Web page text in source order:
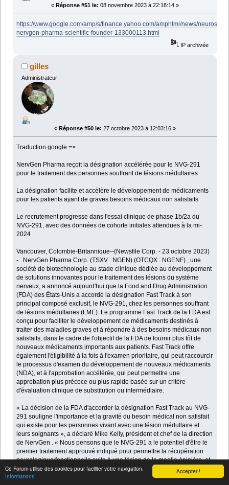
Accepter !
Ce Forum utilise des cookies pour faciliter votre navigation.
Informations
« Réponse #51 le: 08 novembre 2023 à 22:18:14 »
https://www.google.com/amp/s/finance.yahoo.com/amphtml/news/
nervgen-pharma-scientific-founder-133000113.html
IP archivée
gilles
Administrateur
« Réponse #50 le: 27 octobre 2023 à 12:03:16 »
Traduction google =>
NervGen Pharma reçoit la désignation accélérée pour le NVG-291
pour le traitement des personnes souffrant de lésions médullaires
La désignation facilite et accélère le développement de médicaments
pour les patients ayant de graves besoins médicaux non satisfaits
Le recrutement progresse dans l'essai clinique de phase 1b/2a du
NVG-291, avec des données de cohorte initiales attendues à la mi-
2024
Vancouver, Colombie-Britannique--(Newsfile Corp. - 23 octobre 2023)
- NervGen Pharma Corp. (TSXV : NGEN) (OTCQX : NGENF) , une
société de biotechnologie au stade clinique dédiée au développement
de solutions innovantes pour le traitement des lésions du système
nerveux, a annoncé aujourd'hui que la Food and Drug Administration
(FDA) des États-Unis a accordé la désignation Fast Track à son
principal composé exclusif, le NVG-291, chez les personnes souffrant
de lésions médullaires (LME). Le programme Fast Track de la FDA est
conçu pour faciliter le développement de médicaments destinés à
traiter des maladies graves et à répondre à des besoins médicaux non
satisfaits, dans le cadre de l'objectif de la FDA de fournir plus tôt de
nouveaux médicaments importants aux patients. Fast Track offre
également l'éligibilité à la fois à l'examen prioritaire, qui peut raccourcir
le processus d'examen du développement de nouveaux médicaments
(NDA), et à l'approbation accélérée, qui peut permettre une
approbation plus précoce ou plus rapide basée sur un critère
d'évaluation clinique de substitution ou intermédiaire.
« La décision de la FDA d'accorder la désignation Fast Track au NVG-
291 souligne l'importance et la gravité du besoin médical non satisfait
qui existe pour les personnes vivant avec une lésion médullaire et
leurs soignants », a déclaré Mike Kelly, président et chef de la direction
de NervGen . « Nous pensons que le NVG-291 a le potentiel d'être le
premier traitement approuvé indiqué pour permettre la récupération
neurologique/fonctionnelle suite à une lésion de la moelle épinière, et
nous sommes impatients de travailler en étroite collaboration avec la
FDA dans le processus de développement clinique dans le but